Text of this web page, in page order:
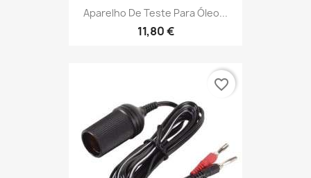
Aparelho De Teste Para Óleo...
11,80 €
favorite_border